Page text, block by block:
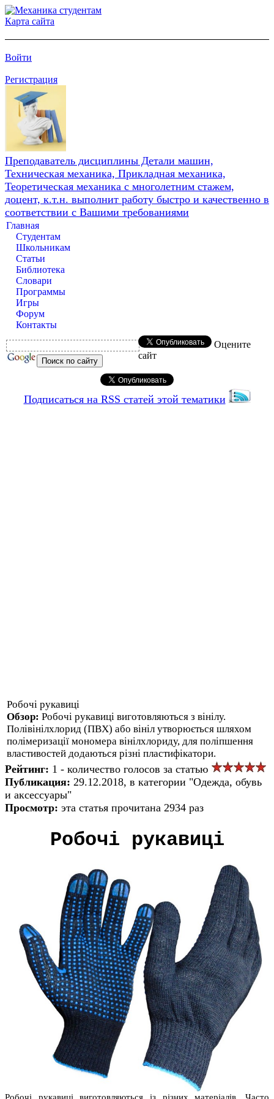
Карта сайта
Войти
Регистрация
Преподаватель дисциплины Детали машин,
Техническая механика, Прикладная механика,
Теоретическая механика с многолетним стажем,
доцент, к.т.н. выполнит работу быстро и качественно в
соответствии с Вашими требованиями
Главная
Студентам
Школьникам
Статьи
Библиотека
Словари
Программы
Игры
Форум
Контакты
Оцените
сайт
Подписаться на RSS статей этой тематики
Робочі рукавиці
Обзор: Робочі рукавиці виготовляються з вінілу.
Полівінілхлорид (ПВХ) або вініл утворюється шляхом
полімеризації мономера вінілхлориду, для поліпшення
властивостей додаються різні пластифікатори.
Рейтинг: 1 - количество голосов за статью
Публикация: 29.12.2018, в категории "Одежда, обувь
и аксессуары"
Просмотр: эта статья прочитана 2934 раз
Робочі рукавиці